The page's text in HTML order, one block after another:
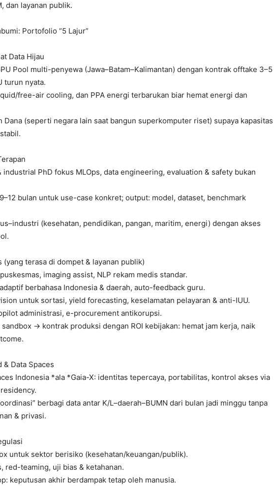
dan layanan publik.
Portofolio “5 Lajur”
Data Hijau
Pool multi-penyewa (Jawa–Batam–Kalimantan) dengan kontrak offtake 3–5
turun nyata.
free-air cooling, dan PPA energi terbarukan biar hemat energi dan
Dana (seperti negara lain saat bangun superkomputer riset) supaya kapasitas
industrial PhD fokus MLOps, data engineering, evaluation & safety bukan
bulan untuk use-case konkret; output: model, dataset, benchmark
(kesehatan, pendidikan, pangan, maritim, energi) dengan akses
(yang terasa di dompet & layanan publik)
imaging assist, NLP rekam medis standar.
berbahasa Indonesia & daerah, auto-feedback guru.
untuk sortasi, yield forecasting, keselamatan pelayaran & anti-IUU.
administrasi, e-procurement antikorupsi.
→ kontrak produksi dengan ROI kebijakan: hemat jam kerja, naik
Data Spaces
Indonesia *ala *Gaia-X: identitas tepercaya, portabilitas, kontrol akses via
berbagi data antar K/L–daerah–BUMN dari bulan jadi minggu tanpa
& privasi.
untuk sektor berisiko (kesehatan/keuangan/publik).
red-teaming, uji bias & ketahanan.
keputusan akhir berdampak tetap oleh manusia.